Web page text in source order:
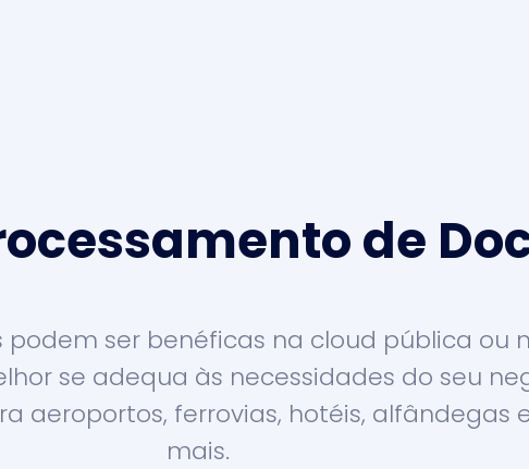
de
podem ser benéficas na cloud pública ou
se adequa às necessidades do seu
aeroportos, ferrovias, hotéis, alfândegas
mais.